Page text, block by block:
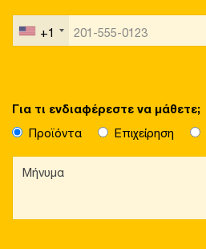
+1
Για τι ενδιαφέρεστε να μάθετε;
Προϊόντα
Επιχείρηση